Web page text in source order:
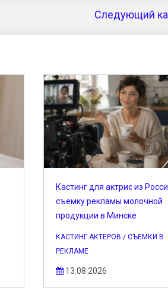
Следующий
Кастинг для актрис из
съемку рекламы молочной
продукции в Минске
КАСТИНГ АКТЕРОВ / СЪЕМКИ В
РЕКЛАМЕ
13.08.2026